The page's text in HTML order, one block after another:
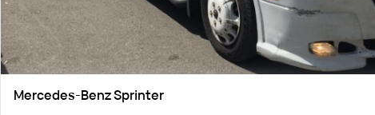
Mercedes-Benz Sprinter